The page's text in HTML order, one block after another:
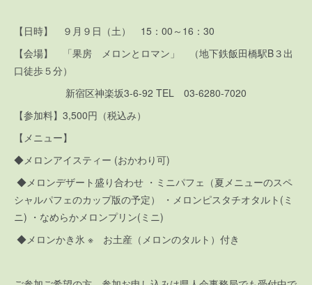
【日時】 ９月９日（土） 15：00～16：30
【会場】 「果房 メロンとロマン」 （地下鉄飯田橋駅B３出
口徒歩５分）
新宿区神楽坂3-6-92 TEL 03-6280-7020
【参加料】3,500円（税込み）
【メニュー】
◆メロンアイスティー (おかわり可)
◆メロンデザート盛り合わせ ・ミニパフェ（夏メニューのスペ
シャルパフェのカップ版の予定） ・メロンピスタチオタルト(ミ
ニ) ・なめらかメロンプリン(ミニ)
◆メロンかき氷 ※ お土産（メロンのタルト）付き